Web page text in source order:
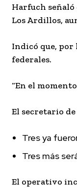
Harfuch
Los Ardillos,
Indicó que, por
federales.
“En el
El secretario
Tres ya
Tres más
El operativo